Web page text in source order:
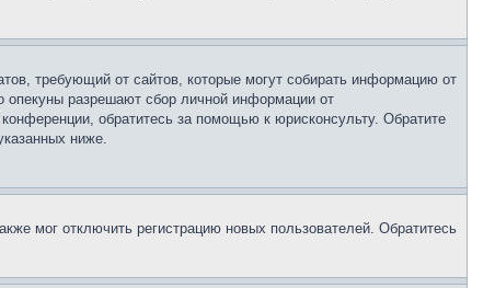
требующий от сайтов, которые могут собирать информацию от
опекуны разрешают сбор личной информации от
обратитесь за помощью к юрисконсульту. Обратите
ниже.
мог отключить регистрацию новых пользователей. Обратитесь